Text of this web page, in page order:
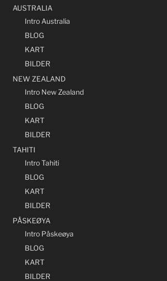
AUSTRALIA
Intro Australia
BLOG
KART
BILDER
NEW ZEALAND
Intro New Zealand
BLOG
KART
BILDER
TAHITI
Intro Tahiti
BLOG
KART
BILDER
PÅSKEØYA
Intro Påskeøya
BLOG
KART
BILDER